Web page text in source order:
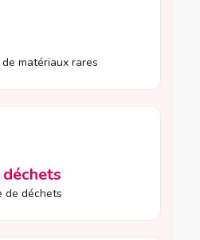
matériaux rares
de déchets